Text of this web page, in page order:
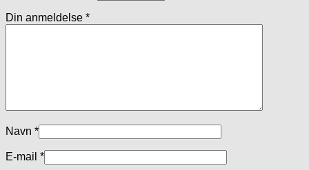
Din anmeldelse *
Navn *
E-mail *